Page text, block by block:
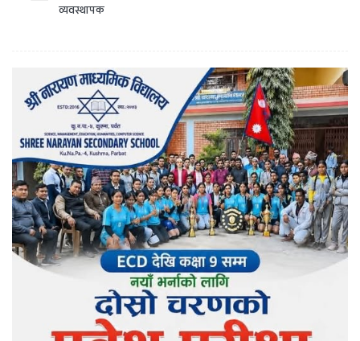
व्यवस्थापक